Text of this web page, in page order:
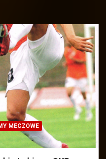
MECZOWE